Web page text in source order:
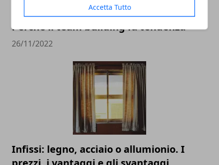
Accetta Tutto
Perché il team building fa tendenza
26/11/2022
Infissi: legno, acciaio o allumionio. I